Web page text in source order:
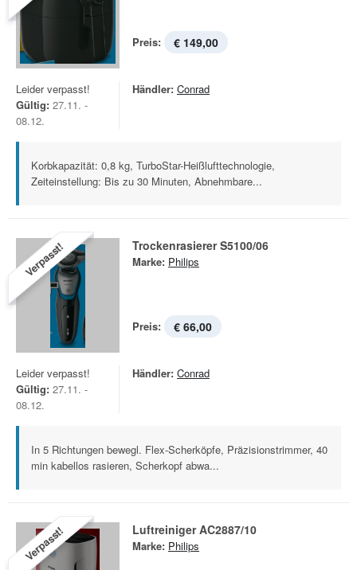
Preis: € 149,00
Leider verpasst!
Gültig: 27.11. -
08.12.
Händler: Conrad
Korbkapazität: 0,8 kg, TurboStar-Heißlufttechnologie,
Zeiteinstellung: Bis zu 30 Minuten, Abnehmbare...
Verpasst! Trockenrasierer S5100/06
Marke: Philips
Preis: € 66,00
Leider verpasst!
Gültig: 27.11. -
08.12.
Händler: Conrad
In 5 Richtungen bewegl. Flex-Scherköpfe, Präzisionstrimmer, 40
min kabellos rasieren, Scherkopf abwa...
Verpasst! Luftreiniger AC2887/10
Marke: Philips